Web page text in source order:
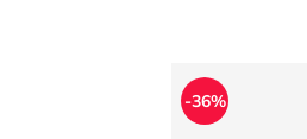
Kurtka
-36%